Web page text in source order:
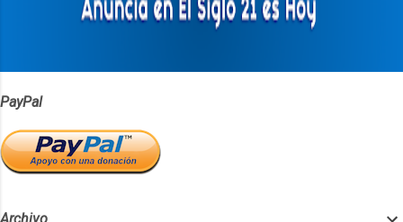
PayPal
Archivo